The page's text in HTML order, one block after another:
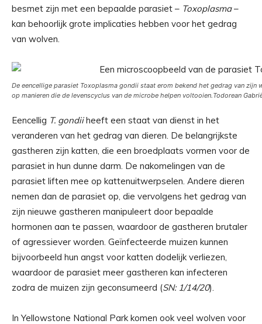
besmet zijn met een bepaalde parasiet – Toxoplasma–
kan behoorlijk grote implicaties hebben voor het gedrag
van wolven.
De eencellige parasiet Toxoplasma gondii staat erom bekend het gedrag van zijn
op manieren die de levenscyclus van de microbe helpen voltooien.Todorean
Eencellig T. gondiiheeft een staat van dienst in het
veranderen van het gedrag van dieren. De belangrijkste
gastheren zijn katten, die een broedplaats vormen voor de
parasiet in hun dunne darm. De nakomelingen van de
parasiet liften mee op kattenuitwerpselen. Andere dieren
nemen dan de parasiet op, die vervolgens het gedrag van
zijn nieuwe gastheren manipuleert door bepaalde
hormonen aan te passen, waardoor de gastheren brutaler
of agressiever worden. Geïnfecteerde muizen kunnen
bijvoorbeeld hun angst voor katten dodelijk verliezen,
waardoor de parasiet meer gastheren kan infecteren
zodra de muizen zijn geconsumeerd (SN: 1/14/20).
In Yellowstone National Park komen ook veel wolven voor